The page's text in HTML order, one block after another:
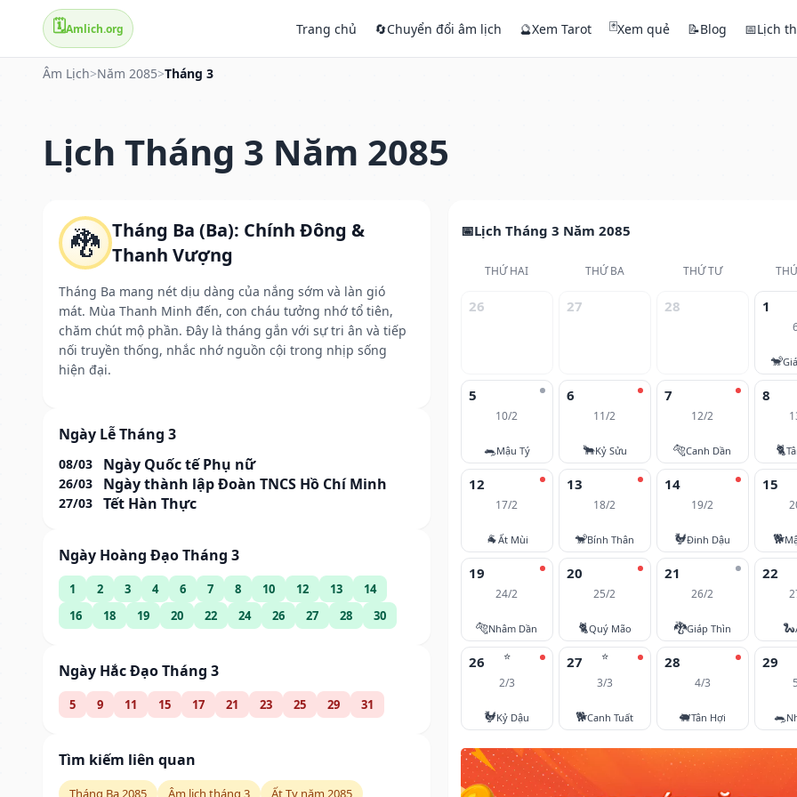
🗓️Amlich.org Trang chủ 🔄Chuyển đổi âm lịch 🔮Xem Tarot 🃏Xem quẻ 📝Blog 📅Lịch
Âm Lịch>Năm 2085>Tháng 3
Lịch Tháng 3 Năm 2085
🐉 Tháng Ba (Ba): Chính Đông &
Thanh Vượng
Tháng Ba mang nét dịu dàng của nắng sớm và làn gió
mát. Mùa Thanh Minh đến, con cháu tưởng nhớ tổ tiên,
chăm chút mộ phần. Đây là tháng gắn với sự tri ân và tiếp
nối truyền thống, nhắc nhớ nguồn cội trong nhịp sống
hiện đại.
Ngày Lễ Tháng 3
08/03 Ngày Quốc tế Phụ nữ
26/03 Ngày thành lập Đoàn TNCS Hồ Chí Minh
27/03 Tết Hàn Thực
Ngày Hoàng Đạo Tháng 3
1 2 3 4 6 7 8 10 12 13
14
16
18 19 20 22 24 26 27 28 30
Ngày Hắc Đạo Tháng 3
5 9 11 15 17 21 23 25 29 31
Tìm kiếm liên quan
Tháng Ba 2085 Âm lịch tháng 3 Ất Tỵ năm 2085
Lịch Tháng 3 Năm 2085
THỨ HAI THỨ BA THỨ TƯ
26 27 28 1
🐒
5
10/2
🐀Mậu Tý
6
11/2
🐂Kỷ Sửu
7
12/2
🐅Canh Dần
8
🐈
12
17/2
🐐Ất Mùi
13
18/2
🐒Bính Thân
14
19/2
🐓Đinh Dậu
15
🐕
19
24/2
🐅Nhâm Dần
20
25/2
🐈Quý Mão
21
26/2
🐉Giáp Thìn
22
🐍
⭐
26
2/3
🐓Kỷ Dậu
⭐
27
3/3
🐕Canh Tuất
28
4/3
🐖Tân Hợi
29
🐀